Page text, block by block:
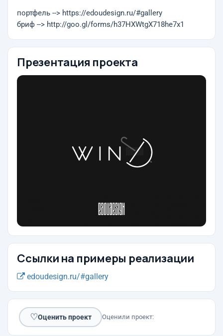
портфель --> https://edoudesign.ru/#gallery
бриф --> http://goo.gl/forms/h37HXWtgX718he7x1
Презентация проекта
Ссылки на примеры реализации
edoudesign.ru/#gallery
♡Оценить проект Оценили проект: